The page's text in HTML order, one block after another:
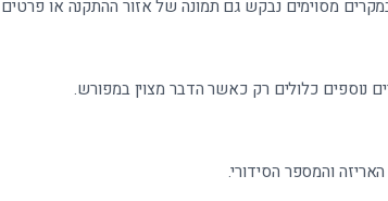
מסוימים נבקש גם תמונה של אזור ההתקנה או פרטים
נוספים כלולים רק כאשר הדבר מצוין במפורש.
והמספר הסידורי.